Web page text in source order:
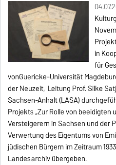
in
für
vonGuericke-Universität
der Neuzeit, Leitung Prof. Silke
Sachsen-Anhalt (LASA)
Projekts „Zur Rolle von
Versteigerern in Sachsen und der
Verwertung des Eigentums von
jüdischen Bürgern im Zeitraum
Landesarchiv übergeben.